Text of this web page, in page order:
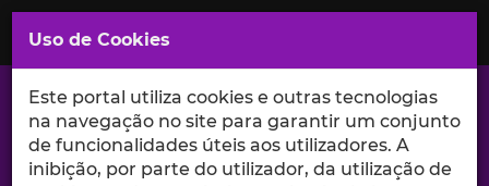
Saltar
para
Conteúdo
Principal
Uso de Cookies
Este portal utiliza cookies e outras tecnologias
na navegação no site para garantir um conjunto
de funcionalidades úteis aos utilizadores. A
inibição, por parte do utilizador, da utilização de